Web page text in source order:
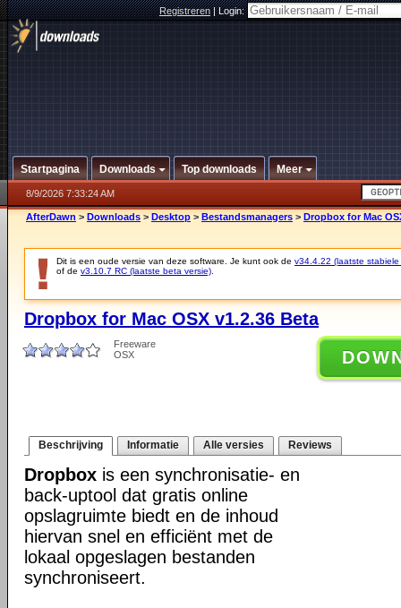
Registreren|Login:
Startpagina Downloads Top downloads Meer
8/9/2026 7:33:24 AM
AfterDawn > Downloads > Desktop > Bestandsmanagers > Dropbox for Mac
Dit is een oude versie van deze software. Je kunt ook de v34.4.22 (laatste stabiele
of de v3.10.7 RC (laatste beta versie)
Dropbox for Mac OSX v1.2.36 Beta
Freeware
OSX
Beschrijving Informatie Alle versies Reviews
Dropbox is een synchronisatie- en
back-uptool dat gratis online
opslagruimte biedt en de inhoud
hiervan snel en efficiënt met de
lokaal opgeslagen bestanden
synchroniseert.